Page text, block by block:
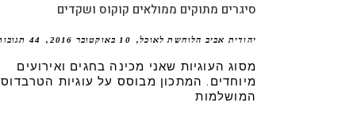
סיגרים מתוקים ממולאים קוקוס ושקדים
יהודית אביב הלוחשת לאוכל 10 באוקטובר 2016 44 תגובות
מסוג העוגיות שאני מכינה בחגים ואירועים
מיוחדים. המתכון מבוסס על עוגיות הטרבדוס
המושלמות